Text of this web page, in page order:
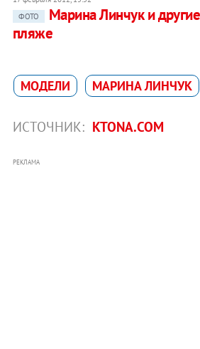
ФОТО
Марина Линчук и
пляже
МОДЕЛИ МАРИНА ЛИНЧУК
ИСТОЧНИК: KTONA.COM
РЕКЛАМА